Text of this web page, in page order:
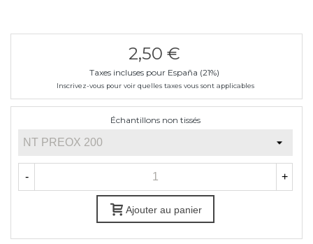
2,50 €
Taxes incluses pour España (21%)
Inscrivez-vous pour voir quelles taxes vous sont applicables
Échantillons non tissés
- +
Ajouter au panier